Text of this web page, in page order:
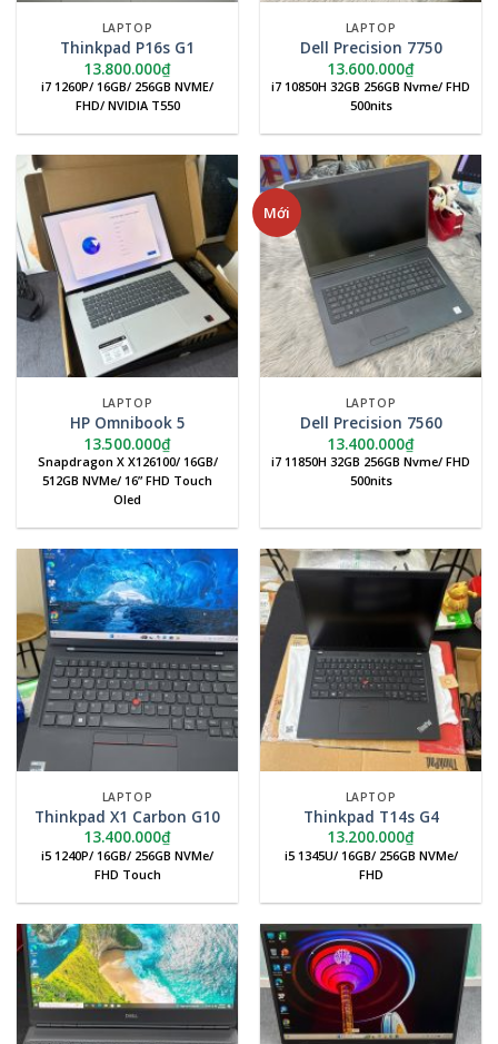
LAPTOP
Thinkpad P16s G1
13.800.000₫
i7 1260P/ 16GB/ 256GB NVME/
FHD/ NVIDIA T550
LAPTOP
Dell Precision 7750
13.600.000₫
i7 10850H 32GB 256GB Nvme/ FHD
500nits
LAPTOP
HP Omnibook 5
13.500.000₫
Snapdragon X X126100/ 16GB/
512GB NVMe/ 16” FHD Touch
Oled
Mới
LAPTOP
Dell Precision 7560
13.400.000₫
i7 11850H 32GB 256GB Nvme/ FHD
500nits
LAPTOP
Thinkpad X1 Carbon G10
13.400.000₫
i5 1240P/ 16GB/ 256GB NVMe/
FHD Touch
LAPTOP
Thinkpad T14s G4
13.200.000₫
i5 1345U/ 16GB/ 256GB NVMe/
FHD